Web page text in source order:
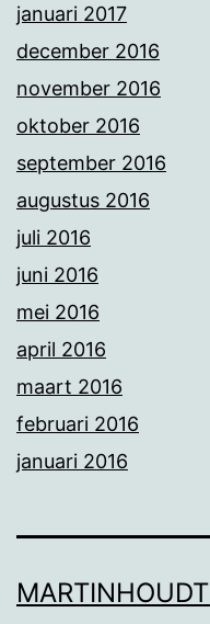
januari 2017
december 2016
november 2016
oktober 2016
september 2016
augustus 2016
juli 2016
juni 2016
mei 2016
april 2016
maart 2016
februari 2016
januari 2016